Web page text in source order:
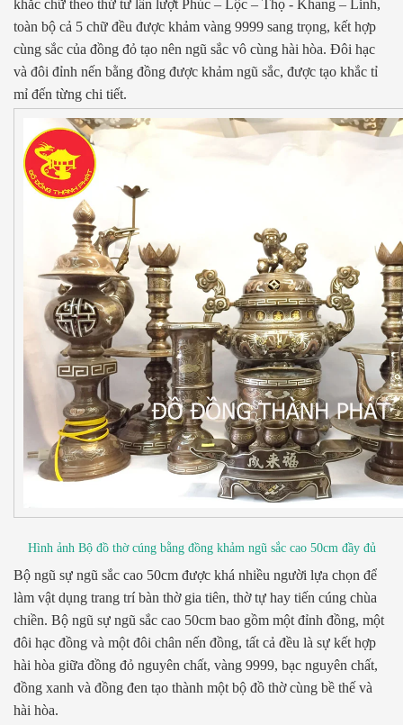
khắc chữ theo thứ tư lần lượt Phúc – Lộc – Thọ - Khang – Linh,
toàn bộ cả 5 chữ đều được khảm vàng 9999 sang trọng, kết hợp
cùng sắc của đồng đỏ tạo nên ngũ sắc vô cùng hài hòa. Đôi hạc
và đôi đỉnh nến bằng đồng được khảm ngũ sắc, được tạo khắc tỉ
mỉ đến từng chi tiết.
Hình ảnh Bộ đồ thờ cúng bằng đồng khảm ngũ sắc cao 50cm đầy đủ
Bộ ngũ sự ngũ sắc cao 50cm được khá nhiều người lựa chọn để
làm vật dụng trang trí bàn thờ gia tiên, thờ tự hay tiến cúng chùa
chiền. Bộ ngũ sự ngũ sắc cao 50cm bao gồm một đỉnh đồng, một
đôi hạc đồng và một đôi chân nến đồng, tất cả đều là sự kết hợp
hài hòa giữa đồng đỏ nguyên chất, vàng 9999, bạc nguyên chất,
đồng xanh và đồng đen tạo thành một bộ đồ thờ cùng bề thế và
hài hòa.